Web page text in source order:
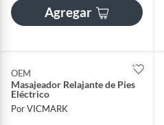
Agregar
OEM
Masajeador Relajante de Pies
Eléctrico
Por VICMARK